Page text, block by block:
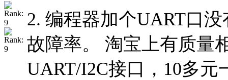
2. 编程器加个UART口
故障率。 淘宝上有质量
UART/I2C接口，10多